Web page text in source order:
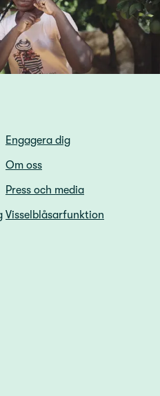
Engagera dig
Om oss
Press och media
Visselblåsarfunktion